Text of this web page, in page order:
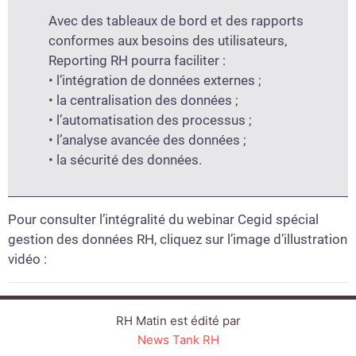
Avec des tableaux de bord et des rapports
conformes aux besoins des utilisateurs,
Reporting RH pourra faciliter :
• l’intégration de données externes ;
• la centralisation des données ;
• l’automatisation des processus ;
• l’analyse avancée des données ;
• la sécurité des données.
Pour consulter l’intégralité du webinar Cegid spécial
gestion des données RH, cliquez sur l’image d’illustration
vidéo :
RH Matin est édité par
News Tank RH